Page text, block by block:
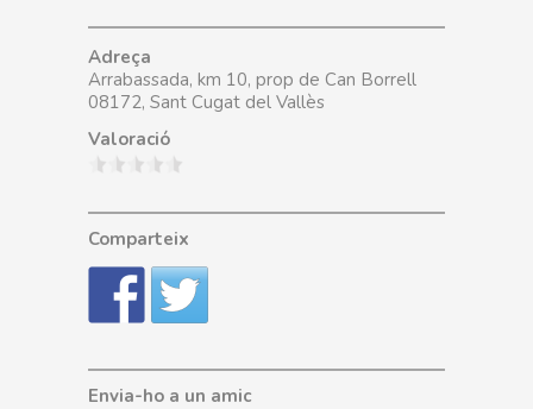
Adreça
Arrabassada, km 10, prop de Can Borrell
08172, Sant Cugat del Vallès
Valoració
Comparteix
Envia-ho a un amic